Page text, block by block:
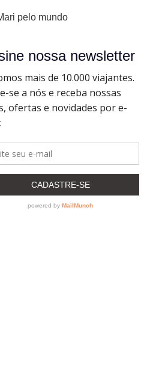
pelo mundo
nossa newsletter